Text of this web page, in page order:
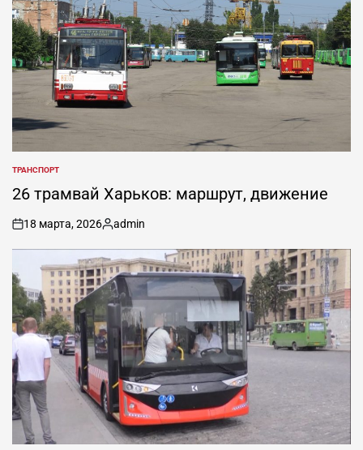
ОПУБЛИКОВАНО
В
ТРАНСПОРТ
26 трамвай Харьков: маршрут, движение
on
18 марта, 2026
Запись
от
admin